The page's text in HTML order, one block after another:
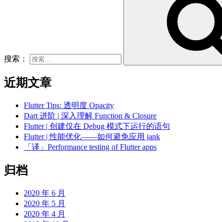
搜索：
近期文章
Flutter Tips: 透明度 Opacity
Dart 进阶 | 深入理解 Function & Closure
Flutter | 创建仅在 Debug 模式下运行的语句
Flutter | 性能优化——如何避免应用 jank
「译」Performance testing of Flutter apps
归档
2020 年 6 月
2020 年 5 月
2020 年 4 月